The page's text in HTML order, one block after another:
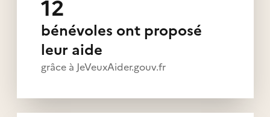
12
bénévoles ont proposé
leur aide
grâce à JeVeuxAider.gouv.fr